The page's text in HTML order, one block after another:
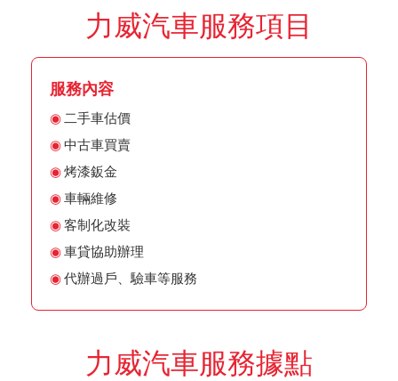
力威汽車服務項目
服務內容
二手車估價
中古車買賣
烤漆鈑金
車輛維修
客制化改裝
車貸協助辦理
代辦過戶、驗車等服務
力威汽車服務據點